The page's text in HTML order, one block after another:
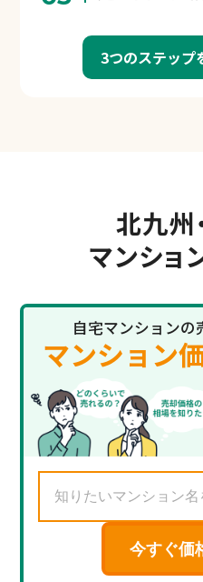
3つのステップ
北九州
マンショ
自宅マンションの
マンション
今すぐ価